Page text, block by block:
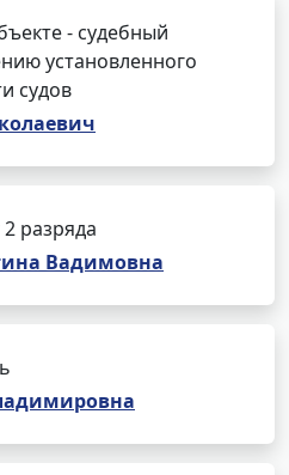
- судебный
установленного
судов
разряда
Вадимовна